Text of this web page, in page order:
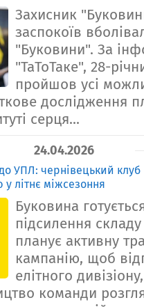
Захисник
заспокоїв
"Буковини". За
"ТаТоТаке", 28-
пройшов усі
дослідження
серця...
24.04.2026
УПЛ: чернівецький
літнє міжсезоння
Буковина
підсилення
планує активну
кампанію, щоб
елітного
команди